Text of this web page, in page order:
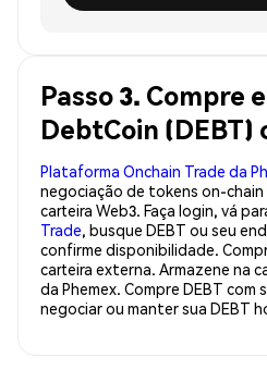
Passo 3. Compre
DebtCoin (DEBT)
Plataforma Onchain Trade da
negociação de tokens on-chain
carteira Web3. Faça login, vá
Trade, busque DEBT ou seu
confirme disponibilidade.
carteira externa. Armazene na
da Phemex. Compre DEBT com
negociar ou manter sua DEBT